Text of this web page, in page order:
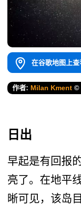
在谷歌地图上查
作者: Milan Kment ©
日出
早起是有回报
亮了。在地平
晰可见，该岛